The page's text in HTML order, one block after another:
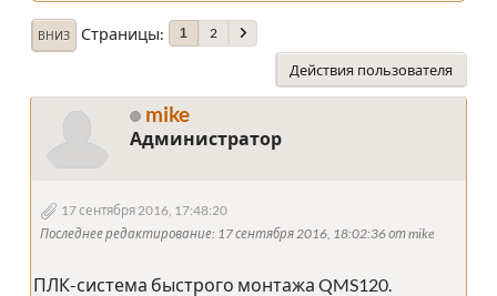
ВНИЗ Страницы 1 2
Действия пользователя
mike
Администратор
17 сентября 2016, 17:48:20
Последнее редактирование: 17 сентября 2016, 18:02:36 от mike
ПЛК-система быстрого монтажа QMS120.